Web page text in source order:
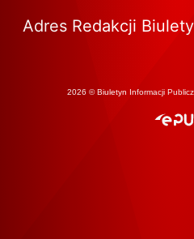
Adres Redakcji
2026 © Biuletyn Informacji